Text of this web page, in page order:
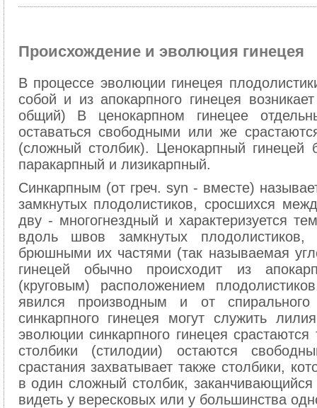
Происхождение и эволюция гинецея
В процессе эволюции гинецея
собой и из апокарпного гинецея
общий) В ценокарпном гинецее
оставаться свободными или же
(сложный столбик). Ценокарпный гинецей
паракарпный и лизикарпный.
Синкарпным (от греч. syn - вместе)
замкнутых плодолистиков, сросшихся
дву - многогнездный и характеризуется
вдоль швов замкнутых
брюшными их частями (так называемая
гинецей обычно происходит из
(круговым) расположением
явился производным и от
синкарпного гинецея могут служить
эволюции синкарпного гинецея
столбики (стилодии) остаются
срастания захватывает также столбики,
в один сложный столбик,
видеть у вересковых или у большинства